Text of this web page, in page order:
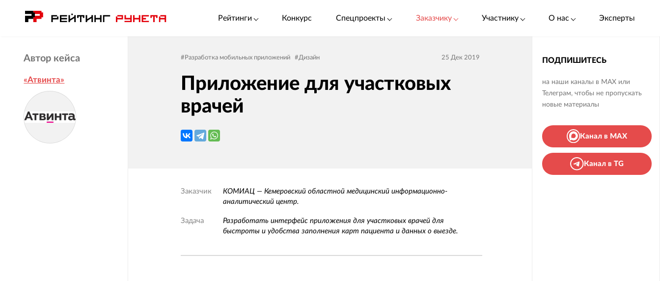
Рейтинги Конкурс Спецпроекты Заказчику Участнику О нас Эксперты
Автор кейса
«Атвинта»
# Разработка мобильных приложений #Дизайн 25 Дек 2019
Приложение для участковых
врачей
Заказчик
КОМИАЦ — Кемеровский областной медицинский информационно-
аналитический центр.
Задача
Разработать интерфейс приложения для участковых врачей для
быстроты и удобства заполнения карт пациента и данных о выезде.
ПОДПИШИТЕСЬ
на наши каналы в MAX или
Телеграм, чтобы не пропускать
новые материалы
Канал в MAX
Канал в TG